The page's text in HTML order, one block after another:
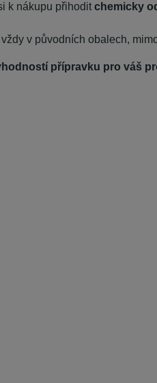
k nákupu přihodit chemicky
v původních obalech,
přípravku pro váš